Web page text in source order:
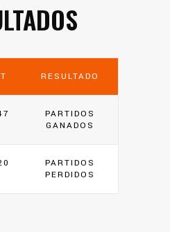
T RESULTADO
PARTIDOS
GANADOS
PARTIDOS
PERDIDOS